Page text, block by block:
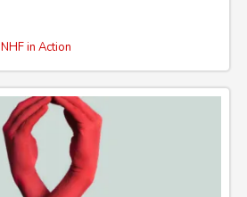
NHF in Action